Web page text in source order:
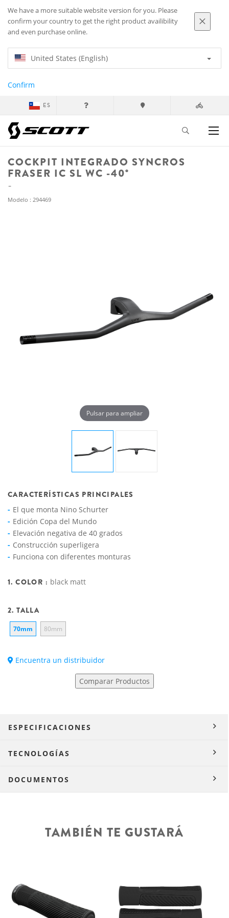
We have a more suitable website version for you. Please
confirm your country to get the right product availibility
and even purchase online.
United States (English)
Confirm
ES
COCKPIT INTEGRADO SYNCROS
FRASER IC SL WC -40°
Modelo : 294469
Pulsar para ampliar
CARACTERÍSTICAS PRINCIPALES
El que monta Nino Schurter
Edición Copa del Mundo
Elevación negativa de 40 grados
Construcción superligera
Funciona con diferentes monturas
1. COLOR : black matt
2. TALLA
70mm 80mm
Encuentra un distribuidor
Comparar Productos
ESPECIFICACIONES
TECNOLOGÍAS
DOCUMENTOS
TAMBIÉN TE GUSTARÁ